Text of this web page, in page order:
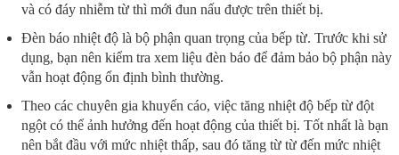
và có đáy nhiễm từ thì mới đun nấu được trên thiết bị.
Đèn báo nhiệt độ là bộ phận quan trọng của bếp từ. Trước khi sử
dụng, bạn nên kiểm tra xem liệu đèn báo để đảm bảo bộ phận này
vẫn hoạt động ổn định bình thường.
Theo các chuyên gia khuyến cáo, việc tăng nhiệt độ bếp từ đột
ngột có thể ảnh hưởng đến hoạt động của thiết bị. Tốt nhất là bạn
nên bắt đầu với mức nhiệt thấp, sau đó tăng từ từ đến mức nhiệt